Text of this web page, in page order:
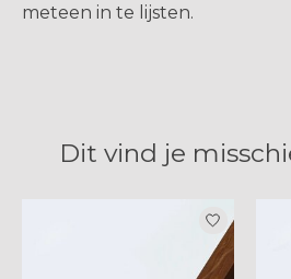
meteen in te lijsten.
Dit vind je
Items van productcarrousel